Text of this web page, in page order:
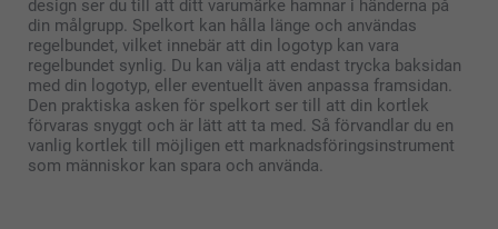
design ser du till att ditt varumärke hamnar i händerna på
din målgrupp. Spelkort kan hålla länge och användas
regelbundet, vilket innebär att din logotyp kan vara
regelbundet synlig. Du kan välja att endast trycka baksidan
med din logotyp, eller eventuellt även anpassa framsidan.
Den praktiska asken för spelkort ser till att din kortlek
förvaras snyggt och är lätt att ta med. Så förvandlar du en
vanlig kortlek till möjligen ett marknadsföringsinstrument
som människor kan spara och använda.